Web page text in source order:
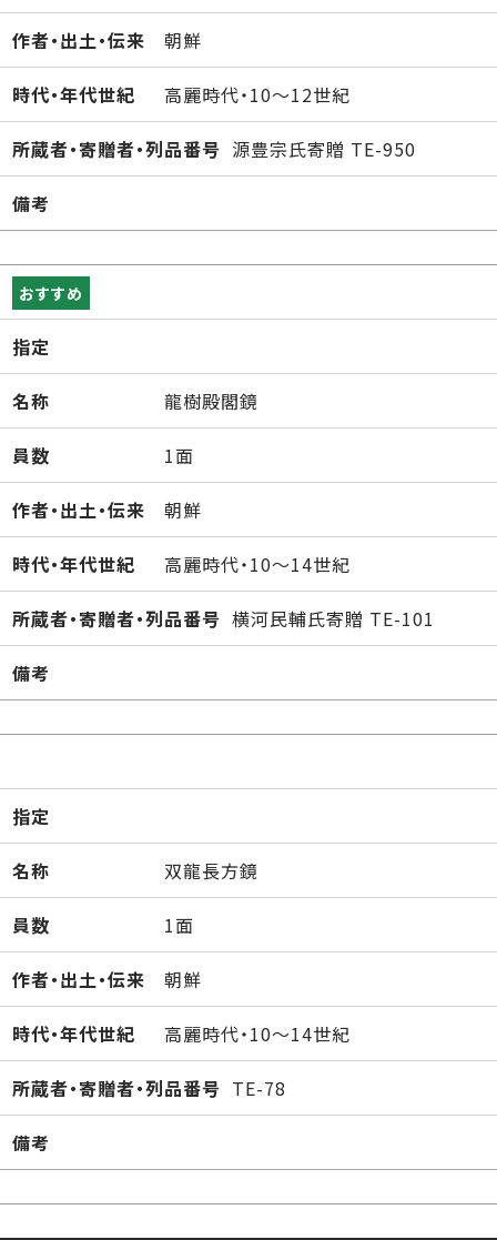
作者・出土・伝来 朝鮮
時代・年代世紀 高麗時代・10～12世紀
所蔵者・寄贈者・列品番号 源豊宗氏寄贈 TE-950
備考
おすすめ
指定
名称 龍樹殿閣鏡
員数 1面
作者・出土・伝来 朝鮮
時代・年代世紀 高麗時代・10～14世紀
所蔵者・寄贈者・列品番号 横河民輔氏寄贈 TE-101
備考
指定
名称 双龍長方鏡
員数 1面
作者・出土・伝来 朝鮮
時代・年代世紀 高麗時代・10～14世紀
所蔵者・寄贈者・列品番号 TE-78
備考